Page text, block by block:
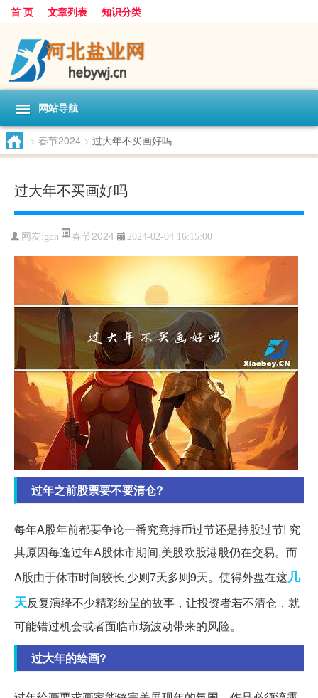
首 页 文章列表 知识分类
网站导航
> 春节2024 > 过大年不买画好吗
过大年不买画好吗
网友:gdn 春节2024 2024-02-04 16:15:00
过年之前股票要不要清仓?
每年A股年前都要争论一番究竟持币过节还是持股过节! 究
其原因每逢过年A股休市期间,美股欧股港股仍在交易。而
A股由于休市时间较长,少则7天多则9天。使得外盘在这几
天反复演绎不少精彩纷呈的故事，让投资者若不清仓，就
可能错过机会或者面临市场波动带来的风险。
过大年的绘画?